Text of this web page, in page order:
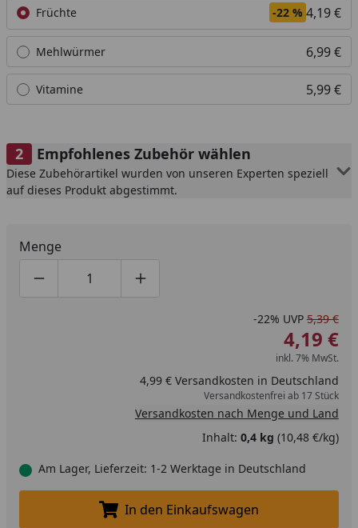
Früchte -22 % 4,19 €
Mehlwürmer 6,99 €
Vitamine 5,99 €
Empfohlenes Zubehör wählen
Diese Zubehörartikel wurden von unseren Experten speziell
auf dieses Produkt abgestimmt.
Menge
Produktmenge um eins verringern
Produktmenge manuell eingeben
Produktmenge um eins erhöhen
-22% UVP 5,39 €
4,19 €
inkl. 7% MwSt.
4,99 € Versandkosten in Deutschland
Versandkostenfrei ab 17 Stück
Versandkosten nach Menge und Land
Inhalt: 0,4 kg (10,48 €/kg)
Am Lager, Lieferzeit: 1-2 Werktage in Deutschland
In den Einkaufswagen legen
In den Einkaufswagen